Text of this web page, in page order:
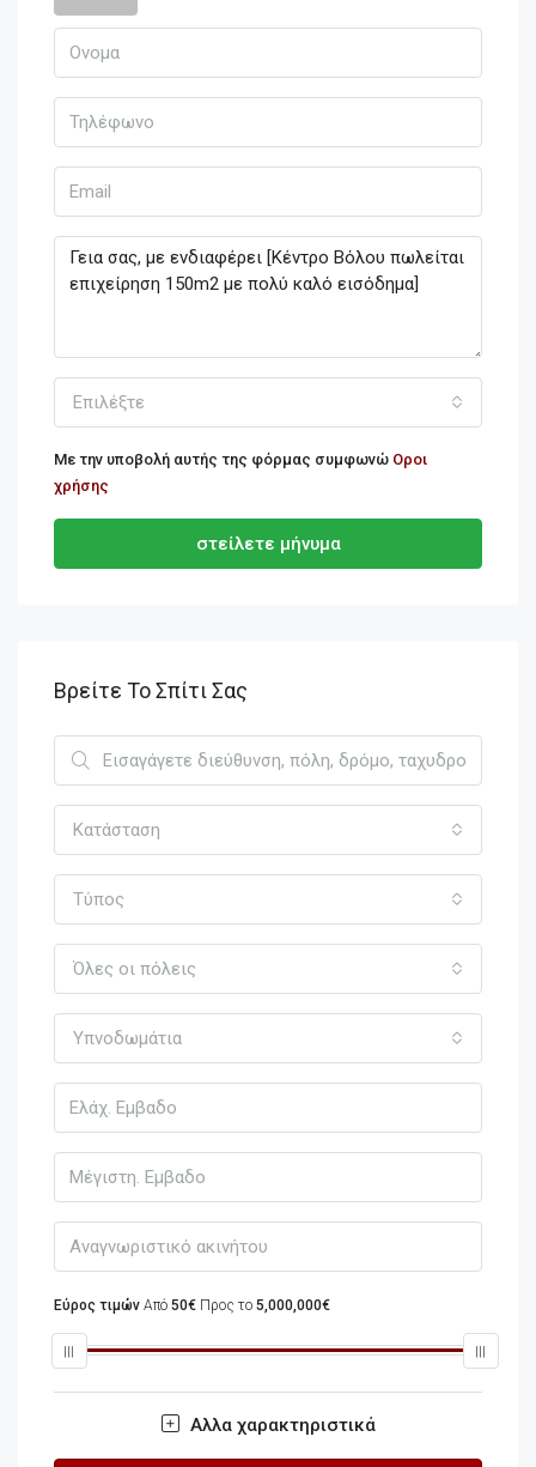
Επιλέξτε
Με την υποβολή αυτής της φόρμας συμφωνώ Οροι
χρήσης
στείλετε μήνυμα
Βρείτε Το Σπίτι Σας
Κατάσταση
Τύπος
Όλες οι πόλεις
Υπνοδωμάτια
Εύρος τιμών Από 50€ Προς το 5,000,000€
Αλλα χαρακτηριστικά